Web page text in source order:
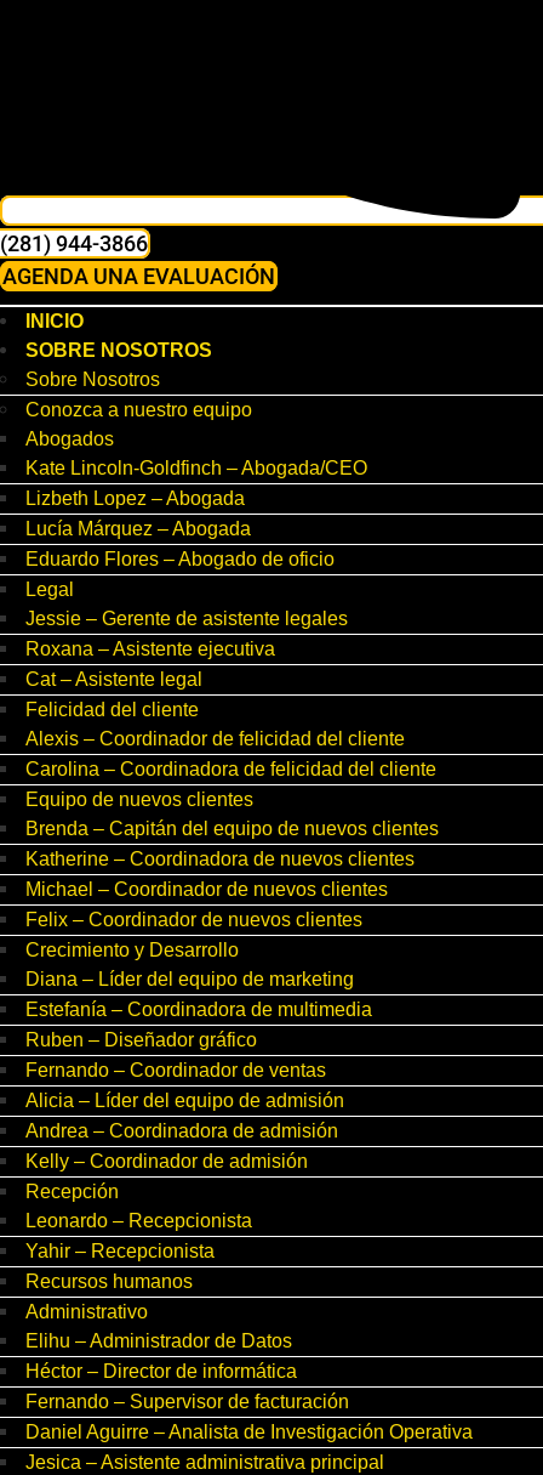
(281) 944-3866
AGENDA UNA EVALUACIÓN
INICIO
SOBRE NOSOTROS
Sobre Nosotros
Conozca a nuestro equipo
Abogados
Kate Lincoln-Goldfinch – Abogada/CEO
Lizbeth Lopez – Abogada
Lucía Márquez – Abogada
Eduardo Flores – Abogado de oficio
Legal
Jessie – Gerente de asistente legales
Roxana – Asistente ejecutiva
Cat – Asistente legal
Felicidad del cliente
Alexis – Coordinador de felicidad del cliente
Carolina – Coordinadora de felicidad del cliente
Equipo de nuevos clientes
Brenda – Capitán del equipo de nuevos clientes
Katherine – Coordinadora de nuevos clientes
Michael – Coordinador de nuevos clientes
Felix – Coordinador de nuevos clientes
Crecimiento y Desarrollo
Diana – Líder del equipo de marketing
Estefanía – Coordinadora de multimedia
Ruben – Diseñador gráfico
Fernando – Coordinador de ventas
Alicia – Líder del equipo de admisión
Andrea – Coordinadora de admisión
Kelly – Coordinador de admisión
Recepción
Leonardo – Recepcionista
Yahir – Recepcionista
Recursos humanos
Administrativo
Elihu – Administrador de Datos
Héctor – Director de informática
Fernando – Supervisor de facturación
Daniel Aguirre – Analista de Investigación Operativa
Jesica – Asistente administrativa principal